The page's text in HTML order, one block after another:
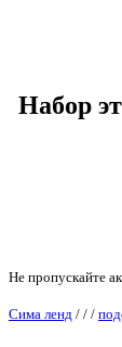
Набор
Не пропускайте
Сима ленд / / /